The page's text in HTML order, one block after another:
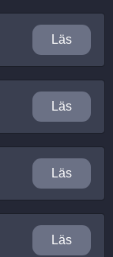
Läs
Läs
Läs
Läs